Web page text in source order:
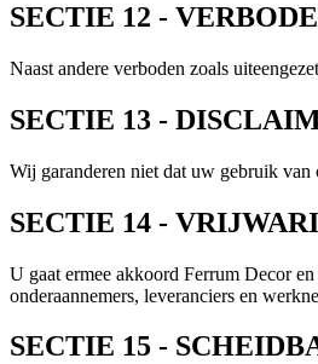
SECTIE 12 -
Naast andere verboden zoals
SECTIE 13 -
Wij garanderen niet dat uw gebruik
SECTIE 14 -
U gaat ermee akkoord Ferrum Decor
onderaannemers, leveranciers en
SECTIE 15 -